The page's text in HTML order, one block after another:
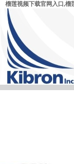
榴莲视频下载官网入口,榴